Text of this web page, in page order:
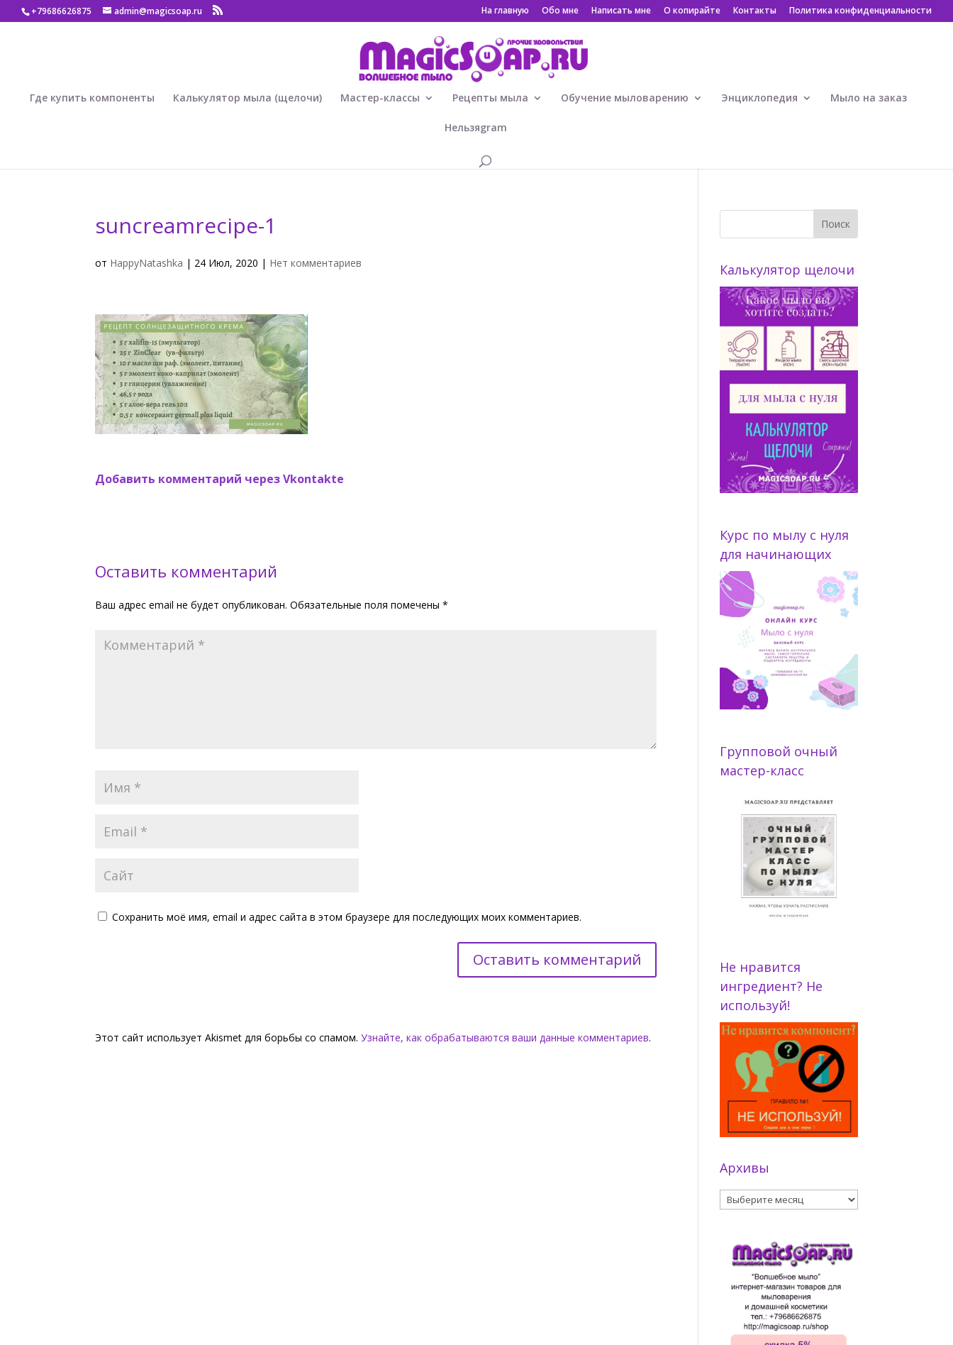
+79686626875 admin@magicsoap.ru На главную Обо мне Написать мне О копирайте Контакты Политика конфиденциальности
Где купить компоненты Калькулятор мыла (щелочи) Мастер-классы Рецепты мыла Обучение мыловарению Энциклопедия Мыло на заказ
Нельзяgram
suncreamrecipe-1
от HappyNatashka | 24 Июл, 2020 | Нет комментариев
Добавить комментарий через Vkontakte
Оставить комментарий
Ваш адрес email не будет опубликован. Обязательные поля помечены*
Сохранить моё имя, email и адрес сайта в этом браузере для последующих моих комментариев.
Этот сайт использует Akismet для борьбы со спамом.Узнайте, как обрабатываются ваши данные комментариев.
Калькулятор щелочи
Курс по мылу с нуля
для начинающих
Групповой очный
мастер-класс
Не нравится
ингредиент? Не
используй!
Архивы
Архивы